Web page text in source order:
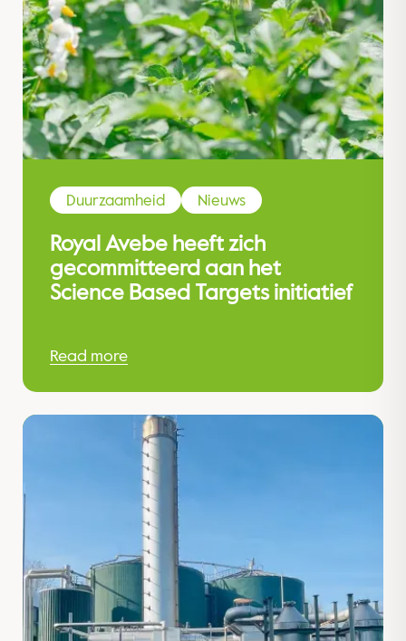
Duurzaamheid Nieuws
Royal Avebe heeft zich
gecommitteerd aan het
Science Based Targets initiatief
Read more